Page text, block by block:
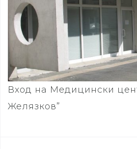
Вход на Медицински
Желязков”